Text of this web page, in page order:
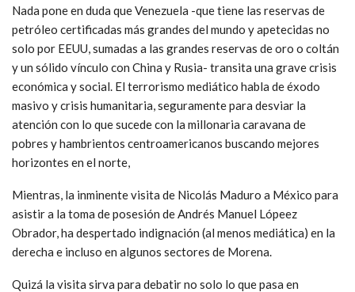
Nada pone en duda que Venezuela -que tiene las reservas de
petróleo certificadas más grandes del mundo y apetecidas no
solo por EEUU, sumadas a las grandes reservas de oro o coltán
y un sólido vínculo con China y Rusia- transita una grave crisis
económica y social. El terrorismo mediático habla de éxodo
masivo y crisis humanitaria, seguramente para desviar la
atención con lo que sucede con la millonaria caravana de
pobres y hambrientos centroamericanos buscando mejores
horizontes en el norte,
Mientras, la inminente visita de Nicolás Maduro a México para
asistir a la toma de posesión de Andrés Manuel Lópeez
Obrador, ha despertado indignación (al menos mediática) en la
derecha e incluso en algunos sectores de Morena.
Quizá la visita sirva para debatir no solo lo que pasa en